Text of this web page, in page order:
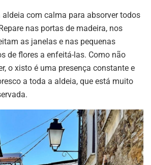
aldeia com calma para absorver todos
nas portas de madeira, nos
as janelas e nas pequenas
de flores a enfeitá-las. Como não
o xisto é uma presença constante e
a toda a aldeia, que está muito